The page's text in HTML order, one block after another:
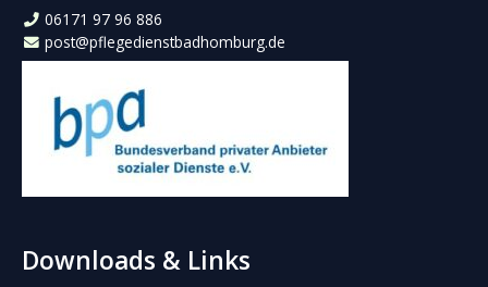
06171 97 96 886
post@pflegedienstbadhomburg.de
Downloads & Links